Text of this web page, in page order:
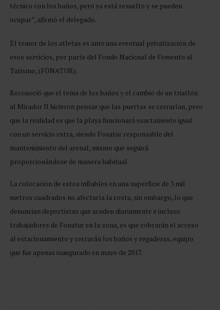
técnico con los baños, pero ya está resuelto y se pueden
ocupar”, afirmó el delegado.
El temor de los atletas es ante una eventual privatización de
esos servicios, por parte del Fondo Nacional de Fomento al
Turismo, (FONATUR).
Reconoció que el tema de los baños y el cambio de un triatlón
al Mirador II hicieron pensar que las puertas se cerrarían, pero
que la realidad es que la playa funcionará exactamente igual
con un servicio extra, siendo Fonatur responsable del
mantenimiento del arenal, mismo que seguirá
proporcionándose de manera habitual.
La colocación de estos inflables en una superficie de 3 mil
metros cuadrados no afectaría la costa, sin embargo, lo que
denuncian deportistas que acuden diariamente e incluso
trabajadores de Fonatur en la zona, es que cobrarán el acceso
al estacionamiento y cerrarán los baños y regaderas, equipo
que fue apenas inaugurado en mayo de 2017.